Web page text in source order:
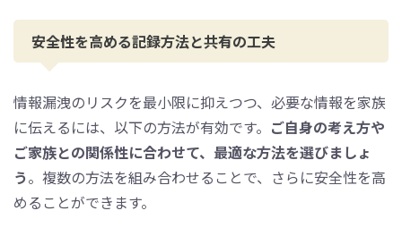
安全性を高める記録方法と共有の工夫
情報漏洩のリスクを最小限に抑えつつ、必要な情報を家族
に伝えるには、以下の方法が有効です。 ご自身の考え方や
ご家族との関係性に合わせて、最適な方法を選びましょ
う。複数の方法を組み合わせることで、さらに安全性を高
めることができます。